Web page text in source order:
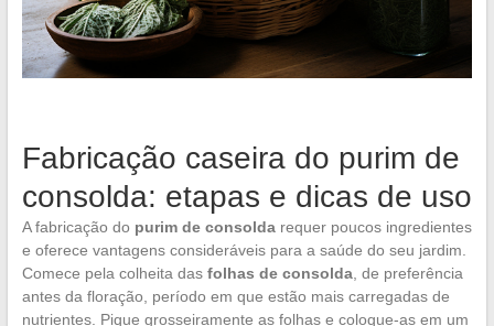
Fabricação caseira do purim de
consolda: etapas e dicas de uso
A fabricação do purim de consoldarequer poucos ingredientes
e oferece vantagens consideráveis para a saúde do seu jardim.
Comece pela colheita das folhas de consolda, de preferência
antes da floração, período em que estão mais carregadas de
nutrientes. Pique grosseiramente as folhas e coloque-as em um